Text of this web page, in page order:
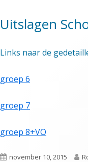
Uitslagen
Links naar de
groep 6
groep 7
groep 8+VO
Gepubliceerd
november 10, 2015